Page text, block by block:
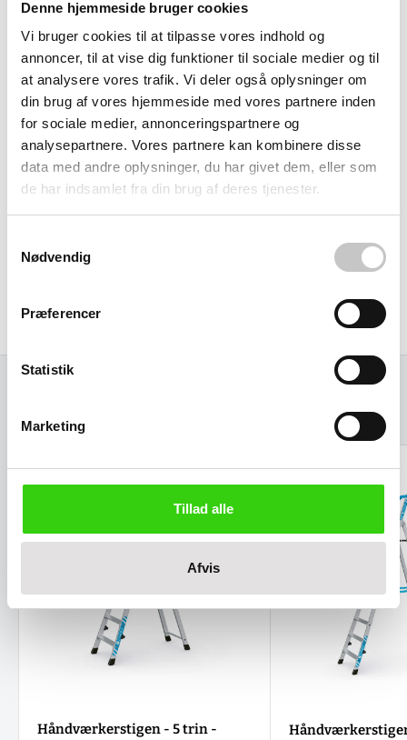
Denne hjemmeside bruger cookies
Vi bruger cookies til at tilpasse vores indhold og
annoncer, til at vise dig funktioner til sociale medier og til
at analysere vores trafik. Vi deler også oplysninger om
din brug af vores hjemmeside med vores partnere inden
for sociale medier, annonceringspartnere og
analysepartnere. Vores partnere kan kombinere disse
data med andre oplysninger, du har givet dem, eller som
de har indsamlet fra din brug af deres tjenester.
Nødvendig
Præferencer
Statistik
Marketing
Tillad alle
Afvis
Trinbredden på 80 mm giver komfortabelt ståareal, mens
sikkerhedsremmen i kraftigt perlon og
bagstøttehældningen tilføjer ekstra tryghed under
arbejdet.
Transport og anvendelse
Transportmålene på 2270×520×120 mm gør stigen nem at
person nemt kan transportere og opstille den. Dette gør
vedligeholdelsesafdelinger og mindre byggefirmaer, der
skal have udstyr med til forskellige arbejdssteder.
Håndværkerstigen - 5 trin -